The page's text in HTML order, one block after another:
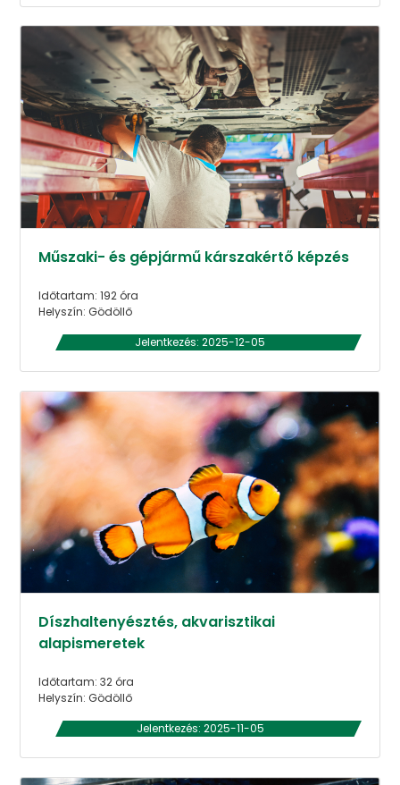
Műszaki- és gépjármű kárszakértő képzés
Időtartam: 192 óra
Helyszín: Gödöllő
Jelentkezés: 2025-12-05
Díszhaltenyésztés, akvarisztikai
alapismeretek
Időtartam: 32 óra
Helyszín: Gödöllő
Jelentkezés: 2025-11-05